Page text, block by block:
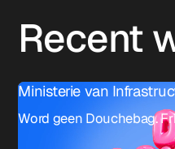
Recent
Ministerie van
Word geen Douchebag.